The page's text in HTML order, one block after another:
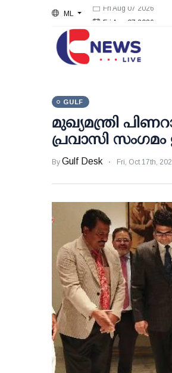
ML Fri Aug 07 2026
GULF
മുഖ്യമന്ത്രി
പ്രവാസി സംഗമം
By Gulf Desk Fri, Oct 17th,